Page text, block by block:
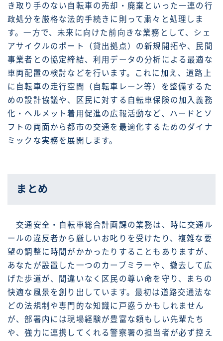
き取り手のない自転車の売却・廃棄といった一連の行
政処分を厳格な法的手続きに則って粛々と処理しま
す。一方で、未来に向けた前向きな業務として、シェ
アサイクルのポート（貸出拠点）の新規開拓や、民間
事業者との協定締結、利用データの分析による最適な
車両配置の検討などを行います。これに加え、道路上
に自転車の走行空間（自転車レーン等）を整備するた
めの設計協議や、区民に対する自転車保険の加入義務
化・ヘルメット着用促進の広報活動など、ハードとソ
フトの両面から都市の交通を最適化するためのダイナ
ミックな実務を展開します。
まとめ
交通安全・自転車総合計画課の業務は、時に交通ル
ールの違反者から厳しいお叱りを受けたり、複雑な要
望の調整に時間がかかったりすることもありますが、
あなたが設置した一つのカーブミラーや、撤去して広
げた歩道が、間違いなく区民の尊い命を守り、まちの
快適な風景を創り出しています。最初は道路交通法な
どの法規制や専門的な知識に戸惑うかもしれません
が、部署内には現場経験が豊富な頼もしい先輩たち
や、強力に連携してくれる警察署の担当者が必ず控え